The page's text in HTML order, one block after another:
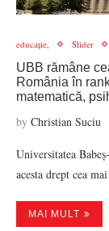
educație, Slider
UBB rămâne
România în
matematică,
by Christian Suciu
Universitatea
acesta drept cea
MAI MULT